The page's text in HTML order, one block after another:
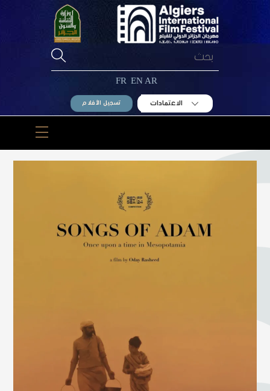
AR
EN
FR
الاعتمادات تسجيل الأفلام
Menu